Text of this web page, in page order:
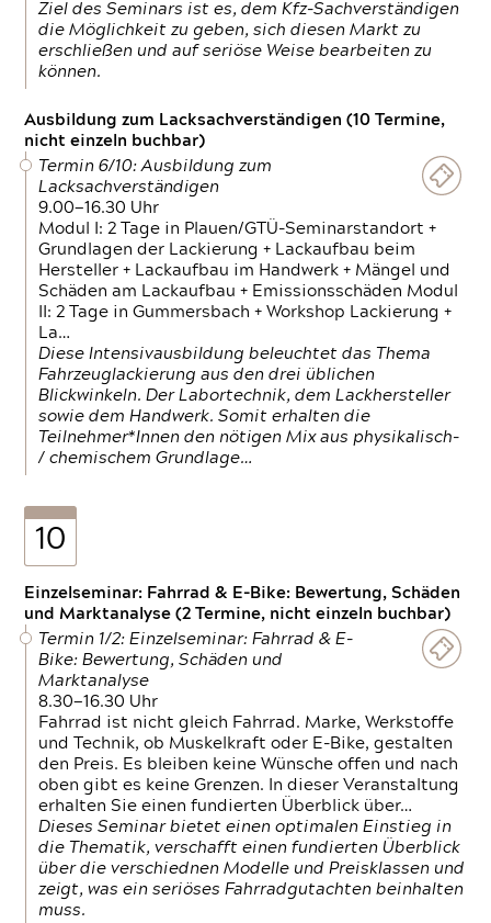
Ziel des Seminars ist es, dem Kfz-Sachverständigen
die Möglichkeit zu geben, sich diesen Markt zu
erschließen und auf seriöse Weise bearbeiten zu
können.
Ausbildung zum Lacksachverständigen (10 Termine,
nicht einzeln buchbar)
Termin 6/10: Ausbildung zum
Lacksachverständigen
9.00—16.30 Uhr
Modul I: 2 Tage in Plauen/GTÜ-Seminarstandort +
Grundlagen der Lackierung + Lackaufbau beim
Hersteller + Lackaufbau im Handwerk + Mängel und
Schäden am Lackaufbau + Emissionsschäden Modul
II: 2 Tage in Gummersbach + Workshop Lackierung +
La…
Diese Intensivausbildung beleuchtet das Thema
Fahrzeuglackierung aus den drei üblichen
Blickwinkeln. Der Labortechnik, dem Lackhersteller
sowie dem Handwerk. Somit erhalten die
Teilnehmer*Innen den nötigen Mix aus physikalisch-
/ chemischem Grundlage…
10
Einzelseminar: Fahrrad & E-Bike: Bewertung, Schäden
und Marktanalyse (2 Termine, nicht einzeln buchbar)
Termin 1/2: Einzelseminar: Fahrrad & E-
Bike: Bewertung, Schäden und
Marktanalyse
8.30—16.30 Uhr
Fahrrad ist nicht gleich Fahrrad. Marke, Werkstoffe
und Technik, ob Muskelkraft oder E-Bike, gestalten
den Preis. Es bleiben keine Wünsche offen und nach
oben gibt es keine Grenzen. In dieser Veranstaltung
erhalten Sie einen fundierten Überblick über…
Dieses Seminar bietet einen optimalen Einstieg in
die Thematik, verschafft einen fundierten Überblick
über die verschiednen Modelle und Preisklassen und
zeigt, was ein seriöses Fahrradgutachten beinhalten
muss.